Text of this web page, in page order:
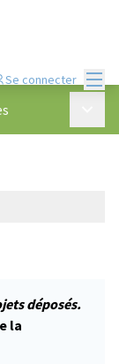
Se connecter
déposés.
la